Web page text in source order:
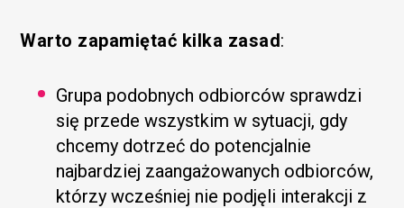
Warto zapamiętać kilka zasad:
Grupa podobnych odbiorców sprawdzi
się przede wszystkim w sytuacji, gdy
chcemy dotrzeć do potencjalnie
najbardziej zaangażowanych odbiorców,
którzy wcześniej nie podjęli interakcji z